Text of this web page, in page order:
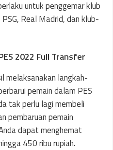
untuk penggemar klub
Real Madrid, dan klub-
2022 Full Transfer
melaksanakan langkah-
pemain dalam PES
tak perlu lagi membeli
pembaruan pemain
dapat menghemat
450 ribu rupiah.